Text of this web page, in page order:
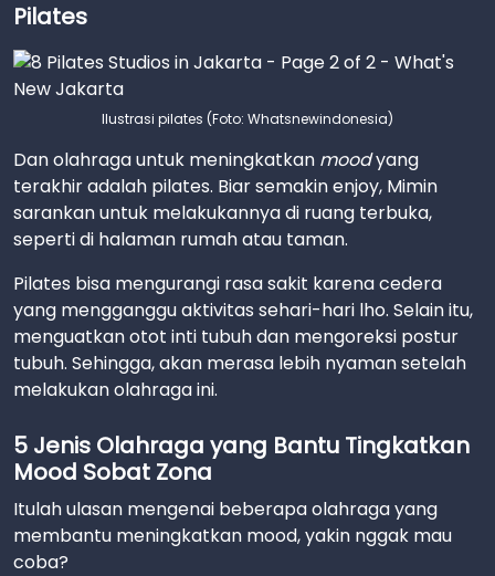
Pilates
Ilustrasi pilates (Foto: Whatsnewindonesia)
Dan olahraga untuk meningkatkan moodyang
terakhir adalah pilates. Biar semakin enjoy, Mimin
sarankan untuk melakukannya di ruang terbuka,
seperti di halaman rumah atau taman.
Pilates bisa mengurangi rasa sakit karena cedera
yang mengganggu aktivitas sehari-hari lho. Selain itu,
menguatkan otot inti tubuh dan mengoreksi postur
tubuh. Sehingga, akan merasa lebih nyaman setelah
melakukan olahraga ini.
5 Jenis Olahraga yang Bantu Tingkatkan
Mood Sobat Zona
Itulah ulasan mengenai beberapa olahraga yang
membantu meningkatkan mood, yakin nggak mau
coba?